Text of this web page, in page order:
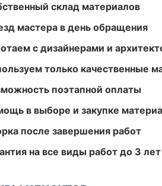
склад материалов
мастера в день обращения
с дизайнерами и
только качественные
поэтапной оплаты
в выборе и закупке
после завершения работ
на все виды работ до 3 лет